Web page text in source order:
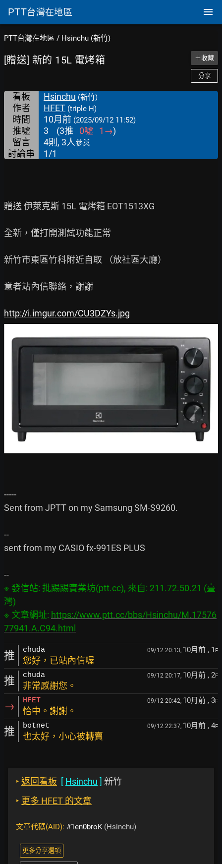
PTT台灣在地區
PTT台灣在地區 / Hsinchu (新竹)
[贈送] 新的 15L 電烤箱 ＋收藏
分享
看板 Hsinchu (新竹)
作者 HFET (triple H)
時間 10月前 (2025/09/12 11:52)
推噓 3 (3推 0噓 1 →)
留言
4則, 3人參與
討論串 1/1
贈送 伊萊克斯 15L 電烤箱 EOT1513XG
全新，僅打開測試功能正常
新竹市東區竹科附近自取 （放社區大廳）
意者站內信聯絡，謝謝
http://i.imgur.com/CU3DZYs.jpg
-----
Sent from JPTT on my Samsung SM-S9260.
--
sent from my CASIO fx-991ES PLUS
※ 發信站: 批踢踢實業坊(ptt.cc), 來自: 211.72.50.21 (臺
灣)
※ 文章網址: https://www.ptt.cc/bbs/Hsinchu/M.17576
77941.A.C94.html
推 chuda 09/12 20:13, 10月前 , 1 F
您好，已站內信喔
推 chuda 09/12 20:17, 10月前 , 2F
非常感謝您。
→ HFET 09/12 20:42, 10月前 , 3F
恰中。謝謝。
推 botnet 09/12 22:37, 10月前 , 4F
也太好，小心被轉賣
‣ 返回看板 [ Hsinchu ] 新竹
‣ 更多 HFET 的文章
文章代碼(AID): #1en0broK(Hsinchu)
更多分享選項